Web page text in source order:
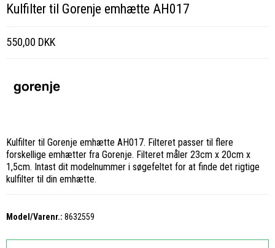
Kulfilter til Gorenje emhætte AH017
550,00 DKK
Kulfilter til Gorenje emhætte AH017. Filteret passer til flere
forskellige emhætter fra Gorenje. Filteret måler 23cm x 20cm x
1,5cm. Intast dit modelnummer i søgefeltet for at finde det rigtige
kulfilter til din emhætte.
Model/Varenr.: 8632559